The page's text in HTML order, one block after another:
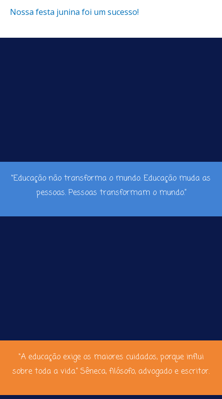
Nossa festa junina foi um sucesso!
“Educação não transforma o mundo. Educação muda as
pessoas. Pessoas transformam o mundo.”
“A educação exige os maiores cuidados, porque influi
sobre toda a vida.” Sêneca, filósofo, advogado e escritor.